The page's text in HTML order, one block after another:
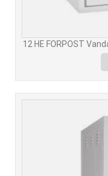
12 HE FORPOST